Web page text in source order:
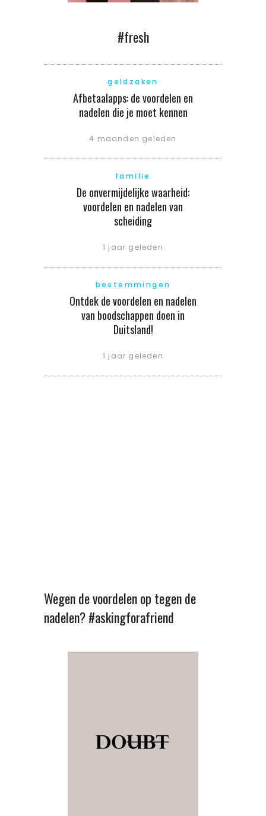
#fresh
geldzaken
Afbetaalapps: de voordelen en
nadelen die je moet kennen
4 maanden geleden
familie
De onvermijdelijke waarheid:
voordelen en nadelen van
scheiding
1 jaar geleden
bestemmingen
Ontdek de voordelen en nadelen
van boodschappen doen in
Duitsland!
1 jaar geleden
Wegen de voordelen op tegen de
nadelen? #askingforafriend